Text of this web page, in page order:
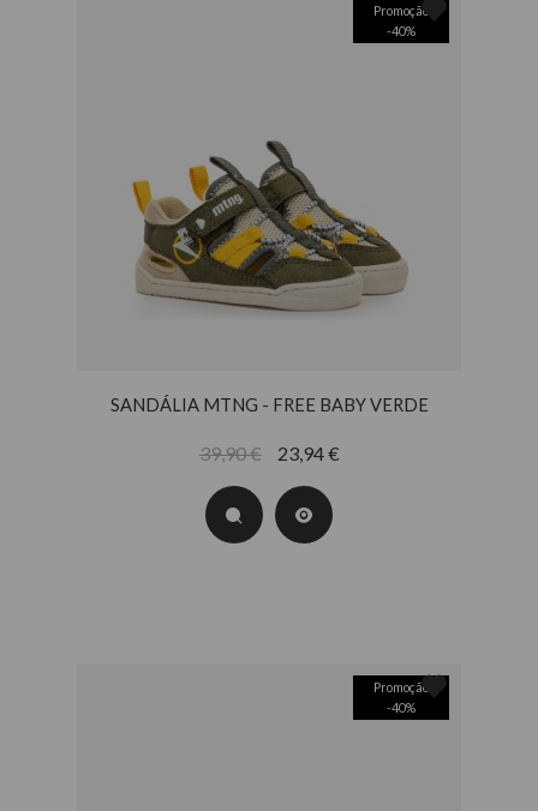
Promoção
-40%
SANDÁLIA MTNG - FREE BABY VERDE
39,90 € 23,94 €
Promoção
-40%